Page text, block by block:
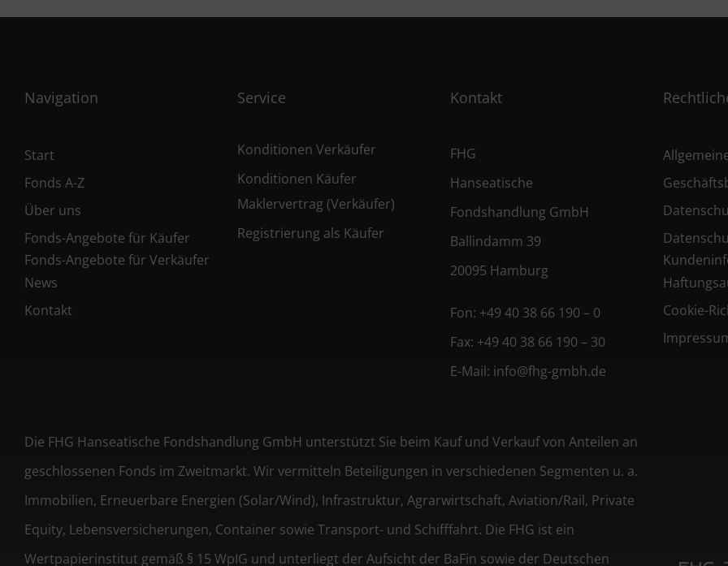
Navigation
Start
Fonds A-Z
Über uns
Fonds-Angebote für Käufer
Fonds-Angebote für Verkäufer
News
Kontakt
Service
Konditionen Verkäufer
Konditionen Käufer
Maklervertrag (Verkäufer)
Registrierung als Käufer
Kontakt
FHG
Hanseatische
Fondshandlung GmbH
Ballindamm 39
20095 Hamburg
Fon: +49 40 38 66 190 – 0
Fax: +49 40 38 66 190 – 30
E-Mail: info@fhg-gmbh.de
Cookie-
Die FHG Hanseatische Fondshandlung GmbH unterstützt Sie beim Kauf und Verkauf von Anteilen an
geschlossenen Fonds im Zweitmarkt. Wir vermitteln Beteiligungen in verschiedenen Segmenten u. a.
Immobilien, Erneuerbare Energien (Solar/Wind), Infrastruktur, Agrarwirtschaft, Aviation/Rail, Private
Equity, Lebensversicherungen, Container sowie Transport- und Schifffahrt. Die FHG ist ein
Wertpapierinstitut gemäß § 15 WpIG und unterliegt der Aufsicht der BaFin sowie der Deutschen